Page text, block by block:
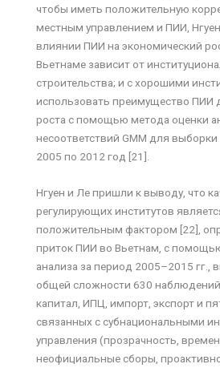
чтобы иметь положительную
местным управлением и ПИИ,
влиянии ПИИ на экономический
Вьетнаме зависит от
строительства; и с хорошими
использовать преимущество ПИИ
роста с помощью метода оценки
несоответствий GMM для
2005 по 2012 год [21].
Нгуен и Ле пришли к выводу, что
регулирующих институтов
положительным фактором [22],
приток ПИИ во Вьетнам, с
анализа за период 2005–2015 гг.,
общей сложности 630
капитал, ИПЦ, импорт, экспорт и
связанных с субнациональными
управления (прозрачность,
неофициальные сборы,